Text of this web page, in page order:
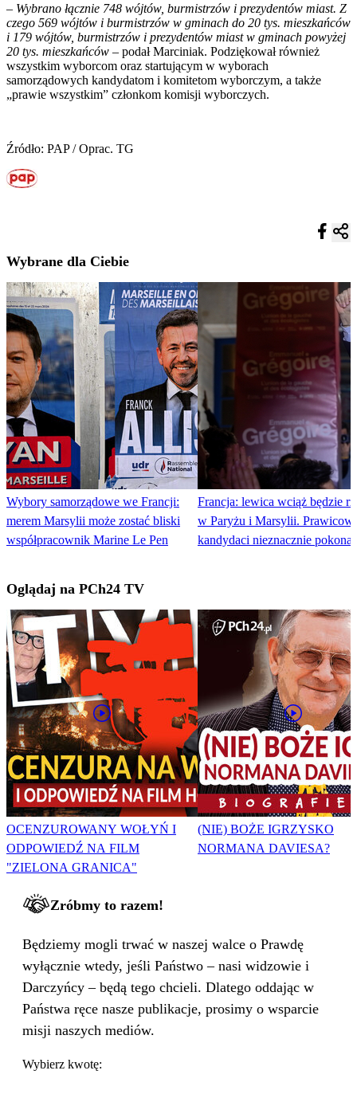
– Wybrano łącznie 748 wójtów, burmistrzów i prezydentów miast. Z
czego 569 wójtów i burmistrzów w gminach do 20 tys. mieszkańców
i 179 wójtów, burmistrzów i prezydentów miast w gminach powyżej
20 tys. mieszkańców – podał Marciniak. Podziękował również
wszystkim wyborcom oraz startującym w wyborach
samorządowych kandydatom i komitetom wyborczym, a także
„prawie wszystkim” członkom komisji wyborczych.
Źródło: PAP / Oprac. TG
Wybrane dla Ciebie
Wybory samorządowe we Francji:
merem Marsylii może zostać bliski
współpracownik Marine Le Pen
Francja: lewica wciąż będzie
w Paryżu i Marsylii. Prawicowi
kandydaci nieznacznie
Oglądaj na PCh24 TV
OCENZUROWANY WOŁYŃ I
ODPOWIEDŹ NA FILM
"ZIELONA GRANICA"
(NIE) BOŻE IGRZYSKO
NORMANA DAVIESA?
Zróbmy to razem!
Będziemy mogli trwać w naszej walce o Prawdę
wyłącznie wtedy, jeśli Państwo – nasi widzowie i
Darczyńcy – będą tego chcieli. Dlatego oddając w
Państwa ręce nasze publikacje, prosimy o wsparcie
misji naszych mediów.
Wybierz kwotę: